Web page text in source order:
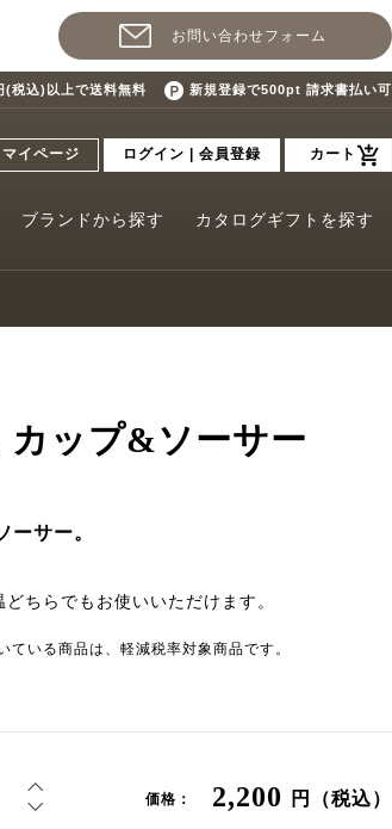
お問い合わせフォーム
(税込)以上で送料無料 新規登録で500pt 請求書払い可
マイページ ログイン | 会員登録 カート
ブランドから探す カタログギフトを探す
カップ&ソーサー
ーサー。
ちらでもお使いいただけます。
ている商品は、軽減税率対象商品です。
価格： 2,200 円（税込）